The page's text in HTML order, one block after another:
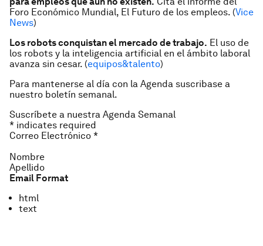
Foro Económico Mundial, El Futuro de los empleos. (Vice
News)
Los robots conquistan el mercado de trabajo. El uso de
los robots y la inteligencia artificial en el ámbito laboral
avanza sin cesar. (equipos&talento)
Para mantenerse al día con la Agenda suscribase a
nuestro boletín semanal.
Suscríbete a nuestra Agenda Semanal
* indicates required
Correo Electrónico *
Nombre
Apellido
Email Format
html
text